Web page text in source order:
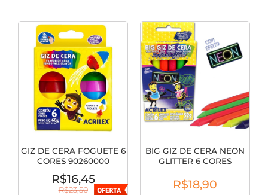
GIZ DE CERA FOGUETE 6
CORES 90260000
R$16,45
R$23,50
BIG GIZ DE CERA NEON
GLITTER 6 CORES
R$18,90